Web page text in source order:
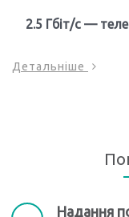
2.5 Гбіт/с —
Детальніше
Надання